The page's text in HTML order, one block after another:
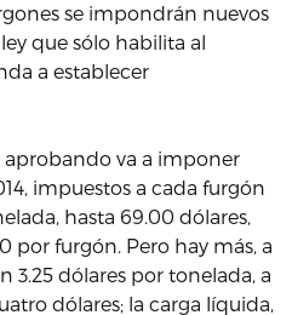
se impondrán nuevos
que sólo habilita al
a establecer
aprobando va a imponer
impuestos a cada furgón
hasta 69.00 dólares,
por furgón. Pero hay más, a
3.25 dólares por tonelada, a
dólares; la carga líquida,